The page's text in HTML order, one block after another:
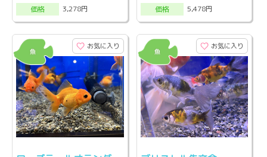
価格
3,278円
価格
5,478円
お気に入り お気に入り